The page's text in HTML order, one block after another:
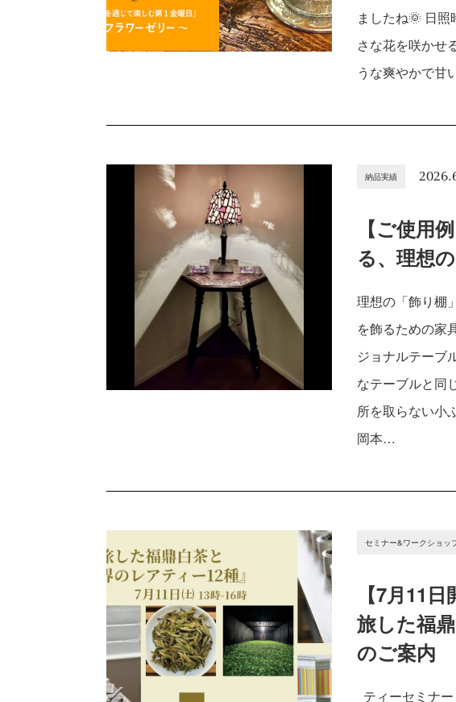
ましたね🌞 日
さな花を咲かせ
うな爽やかで甘
納品実績
【ご使用
る、理想
理想の「飾り棚
を飾るための家
ジョナルテーブ
なテーブルと同
所を取らない小
岡本…
セミナー&ワークショッ
【7月11
旅した福
のご案内
ティーセミナ